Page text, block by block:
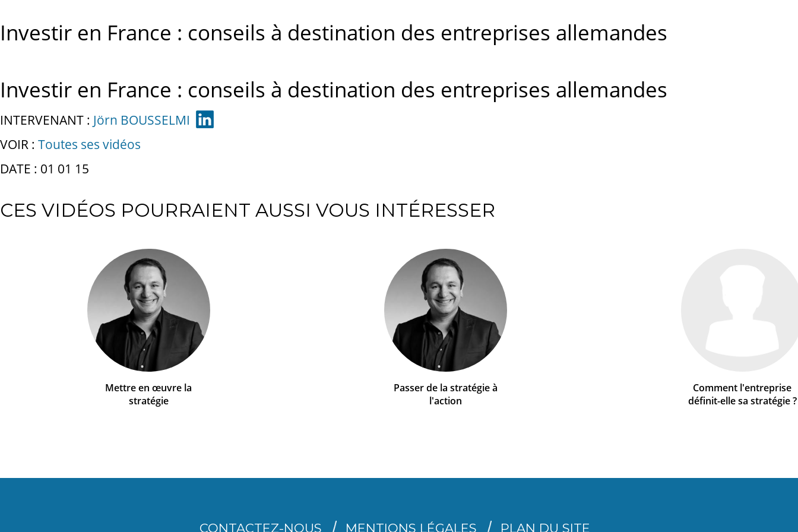
Investir en France : conseils à destination des entreprises allemandes
Investir en France : conseils à destination des entreprises allemandes
INTERVENANT : Jörn BOUSSELMI
VOIR : Toutes ses vidéos
DATE : 01 01 15
CES VIDÉOS POURRAIENT AUSSI VOUS INTÉRESSER
Mettre en œuvre la
stratégie
Passer de la stratégie à
l'action
Comment l'entreprise
définit-elle sa stratégie ?
CONTACTEZ-NOUS MENTIONS LÉGALES PLAN DU SITE